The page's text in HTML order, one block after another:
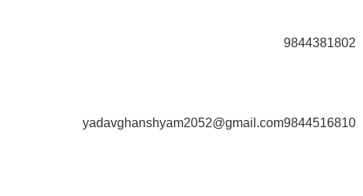
9844381802
yadavghanshyam2052@gmail.com9844516810